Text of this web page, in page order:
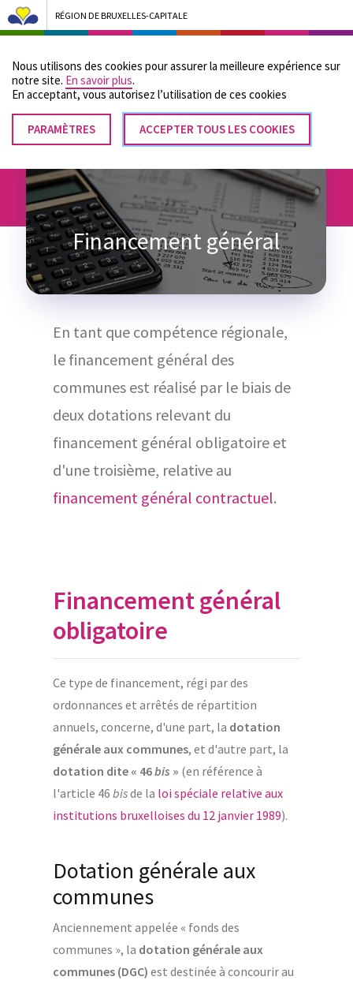
Nous utilisons des cookies pour assurer la meilleure expérience sur
notre site. En savoir plus.
En acceptant, vous autorisez lʼutilisation de ces cookies
PARAMÈTRES ACCEPTER TOUS LES COOKIES
RETIRER
LE
RÉGION DE BRUXELLES-CAPITALE
Bruxelles Pouvoirs Locaux - Aller à la page d'accueil
Menu
Fil
d'Ariane
Accueil Financement Financement général
Financement général
En tant que compétence régionale,
le financement général des
communes est réalisé par le biais de
deux dotations relevant du
financement général obligatoire et
d'une troisième, relative au
financement général contractuel.
Financement général
obligatoire
Ce type de financement, régi par des
ordonnances et arrêtés de répartition
annuels, concerne, d'une part, la dotation
générale aux communes, et d'autre part, la
dotation dite « 46bis » (en référence à
l'article 46 bisde la loi spéciale relative aux
institutions bruxelloises du 12 janvier 1989).
Dotation générale aux
communes
Anciennement appelée « fonds des
communes », la dotation générale aux
communes (DGC) est destinée à concourir au